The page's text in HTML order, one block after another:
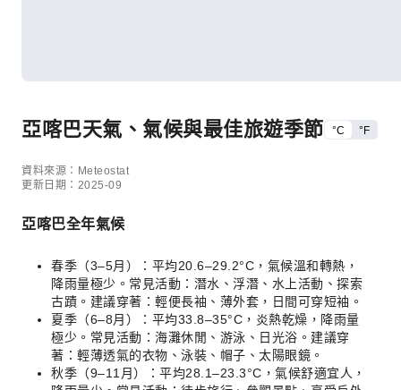
亞喀巴天氣、氣候與最佳旅遊季節 °C °F
資料來源：Meteostat
更新日期：2025-09
亞喀巴全年氣候
春季（3–5月）：平均20.6–29.2°C，氣候溫和轉熱，
降雨量極少。常見活動：潛水、浮潛、水上活動、探索
古蹟。建議穿著：輕便長袖、薄外套，日間可穿短袖。
夏季（6–8月）：平均33.8–35°C，炎熱乾燥，降雨量
極少。常見活動：海灘休閒、游泳、日光浴。建議穿
著：輕薄透氣的衣物、泳裝、帽子、太陽眼鏡。
秋季（9–11月）：平均28.1–23.3°C，氣候舒適宜人，